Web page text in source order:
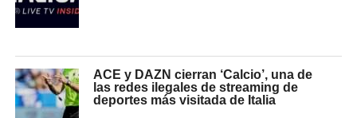
ACE y DAZN cierran ‘Calcio’, una de
las redes ilegales de streaming de
deportes más visitada de Italia